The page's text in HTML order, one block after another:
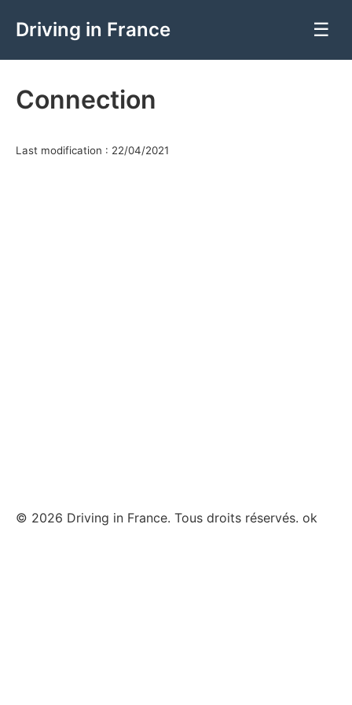
Driving in France ☰
Connection
Last modification : 22/04/2021
© 2026 Driving in France. Tous droits réservés. ok